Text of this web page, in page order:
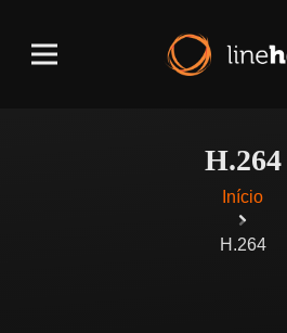
H.264
Início
H.264